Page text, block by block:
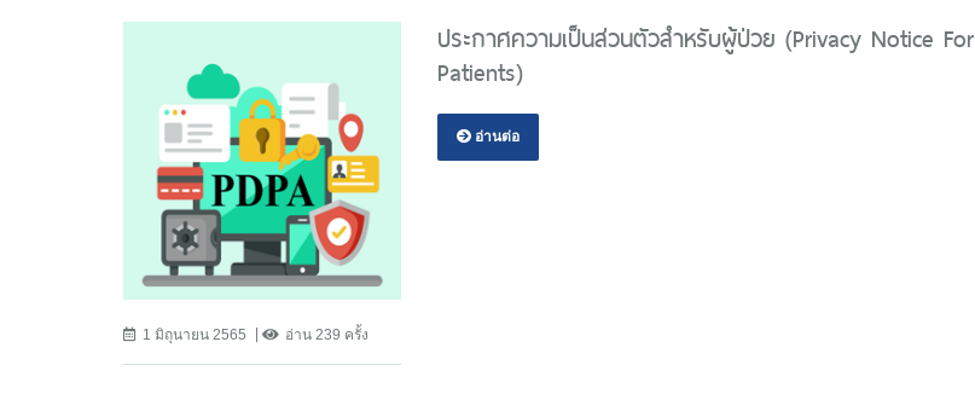
1 มิถุนายน 2565 อ่าน 239 ครั้ง
ประกาศความเป็นส่วนตัวสำหรับผู้ป่วย (Privacy Notice For
Patients)
อ่านต่อ